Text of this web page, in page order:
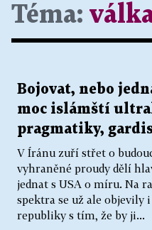
Téma:
Bojovat, nebo
moc islámští
pragmatiky,
V Íránu zuří střet o
vyhraněné proudy dělí
jednat s USA o míru. Na
spektra se už ale objevily
republiky s tím, že by ji...